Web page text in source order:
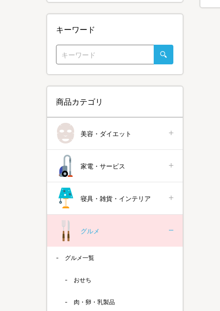
キーワード
商品カテゴリ
美容・ダイエット
家電・サービス
寝具・雑貨・インテリア
グルメ
グルメ一覧
おせち
肉・卵・乳製品